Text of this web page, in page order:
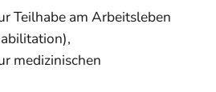
Teilhabe am Arbeitsleben
medizinischen